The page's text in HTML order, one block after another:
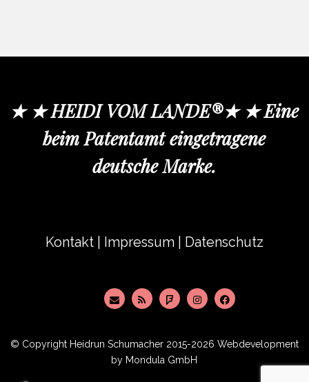
★ ★ HEIDI VOM LANDE®★ ★ Eine
beim Patentamt eingetragene
deutsche Marke.
Kontakt Impressum Datenschutz
© Copyright Heidrun Schumacher 2015-2026 Webdevelopment
by Mondula GmbH